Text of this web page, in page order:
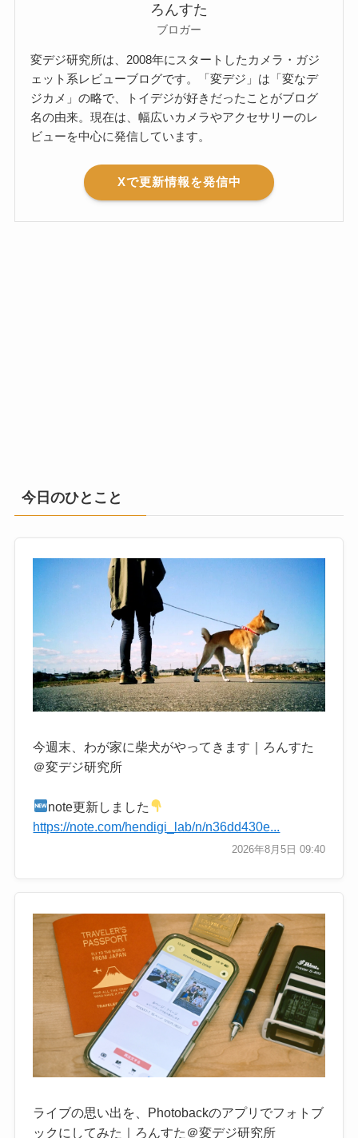
ろんすた
ブロガー
変デジ研究所は、2008年にスタートしたカメラ・ガジ
ェット系レビューブログです。「変デジ」は「変なデ
ジカメ」の略で、トイデジが好きだったことがブログ
名の由来。現在は、幅広いカメラやアクセサリーのレ
ビューを中心に発信しています。
Xで更新情報を発信中
今日のひとこと
今週末、わが家に柴犬がやってきます｜ろんすた
＠変デジ研究所
note更新しました
https://note.com/hendigi_lab/n/n36dd430e...
2026年8月5日 09:40
ライブの思い出を、Photobackのアプリでフォトブ
ックにしてみた｜ろんすた＠変デジ研究所